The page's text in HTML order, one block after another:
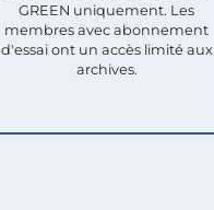
GREEN uniquement. Les
membres avec abonnement
d'essai ont un accès limité aux
archives.